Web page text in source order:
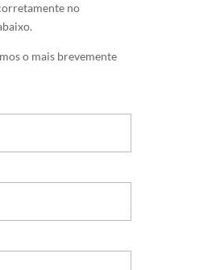
no
o mais brevemente